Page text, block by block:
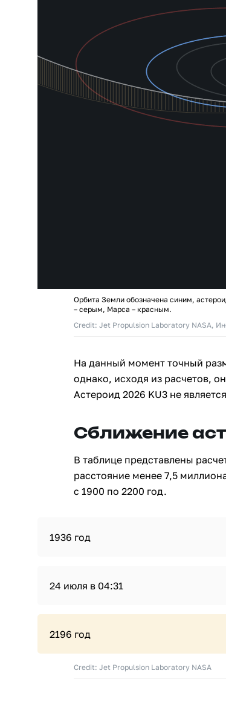
Орбита Земли обозначена синим,
– серым, Марса – красным.
Credit: Jet Propulsion Laboratory NASA,
На данный момент точный
однако, исходя из расчетов,
Астероид 2026 KU3 не
Сближение
В таблице представлены
расстояние менее 7,5
с 1900 по 2200 год.
1936 год
24 июля в 04:31
2196 год
Credit: Jet Propulsion Laboratory NASA